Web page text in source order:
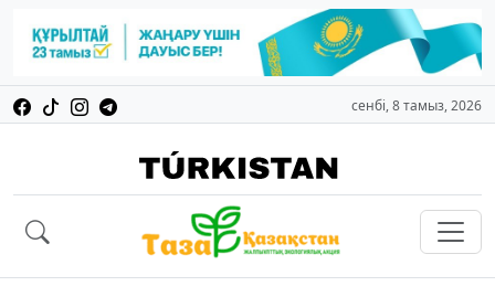
сенбі, 8 тамыз, 2026